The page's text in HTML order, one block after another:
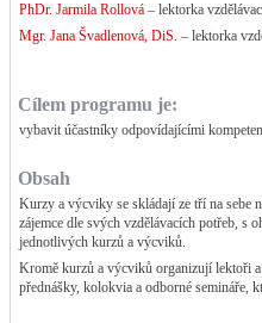
PhDr. Jarmila Rollová – lektorka
Mgr. Jana Švadlenová, DiS. – lektorka
Cílem programu je:
vybavit účastníky odpovídajícími
Obsah
Kurzy a výcviky se skládají ze tří na sebe
zájemce dle svých vzdělávacích potřeb, s
jednotlivých kurzů a výcviků.
Kromě kurzů a výcviků organizují lektoři
přednášky, kolokvia a odborné semináře,